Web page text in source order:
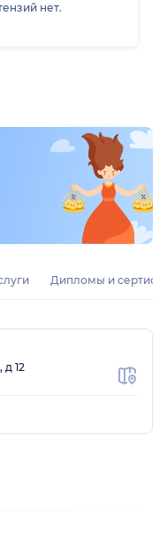
Дипломы и
д 12
нет.